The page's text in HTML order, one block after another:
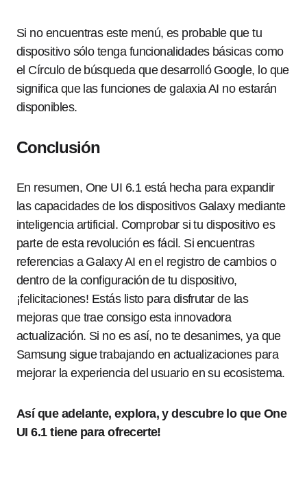
Si no encuentras este menú, es probable que tu
dispositivo sólo tenga funcionalidades básicas como
el Círculo de búsqueda que desarrolló Google, lo que
significa que las funciones de galaxia AI no estarán
disponibles.
Conclusión
En resumen, One UI 6.1 está hecha para expandir
las capacidades de los dispositivos Galaxy mediante
inteligencia artificial. Comprobar si tu dispositivo es
parte de esta revolución es fácil. Si encuentras
referencias a Galaxy AI en el registro de cambios o
dentro de la configuración de tu dispositivo,
¡felicitaciones! Estás listo para disfrutar de las
mejoras que trae consigo esta innovadora
actualización. Si no es así, no te desanimes, ya que
Samsung sigue trabajando en actualizaciones para
mejorar la experiencia del usuario en su ecosistema.
Así que adelante, explora, y descubre lo que One
UI 6.1 tiene para ofrecerte!